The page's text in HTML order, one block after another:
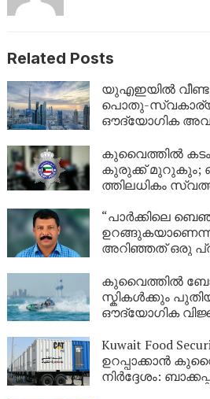
Related Posts
യുഎഇയിൽ
പൊതു-
ഔദ്യോഗിക
കുവൈത്തിൽ കടം
കുരുക്ക് മുറുകും;
ത്തിലധികം
“പാർക്കിലെ
അറിഞ്ഞത് ഒരു
യുഎഇയിലെ
കാണണം’ എന്ന്
കുവൈത്തിൽ
സ്കികൾക്കും
ഔദ്യോഗിക
Kuwait Food
ഉറപ്പാക്കാൻ
നിർദ്ദേശം: